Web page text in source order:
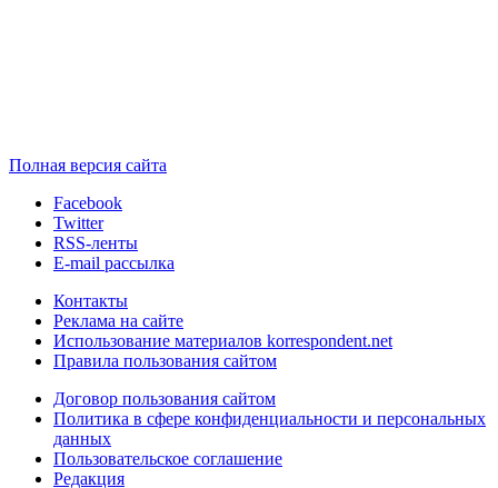
Полная версия сайта
Facebook
Twitter
RSS-ленты
E-mail рассылка
Контакты
Реклама на сайте
Использование материалов korrespondent.net
Правила пользования сайтом
Договор пользования сайтом
Политика в сфере конфиденциальности и персональных
данных
Пользовательское соглашение
Редакция